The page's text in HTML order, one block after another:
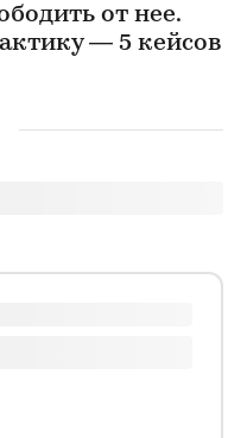
от нее.
— 5 кейсов